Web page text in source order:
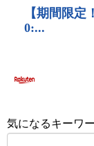
気になるキーワ